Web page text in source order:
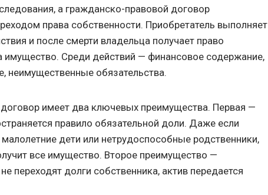
а гражданско-правовой договор
права собственности. Приобретатель выполняет
и после смерти владельца получает право
имущество. Среди действий — финансовое содержание,
неимущественные обязательства.
имеет два ключевых преимущества. Первая —
правило обязательной доли. Даже если
дети или нетрудоспособные родственники,
все имущество. Второе преимущество —
переходят долги собственника, актив передается